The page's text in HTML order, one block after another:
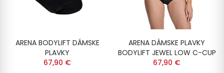
ARENA BODYLIFT DÁMSKE
PLAVKY
67,90 €
ARENA DÁMSKE PLAVKY
BODYLIFT JEWEL LOW C-CUP
67,90 €